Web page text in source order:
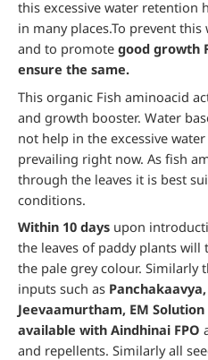
this excessive water retention
in many places.To prevent
and to promote good growth
ensure the same.
This organic Fish aminoacid
and growth booster. Water
not help in the excessive
prevailing right now. As fish
through the leaves it is best
conditions.
Within 10 days upon
the leaves of paddy plants
the pale grey colour. Similarly
inputs such as
Jeevaamurtham, EM
available with Aindhinai FPO
and repellents. Similarly all